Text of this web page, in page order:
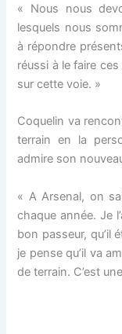
« Nous nous
lesquels nous
à répondre
réussi à le faire
sur cette voie. »
Coquelin va
terrain en la
admire son
« A Arsenal, on
chaque année. Je
bon passeur, qu’il
je pense qu’il va
de terrain. C’est